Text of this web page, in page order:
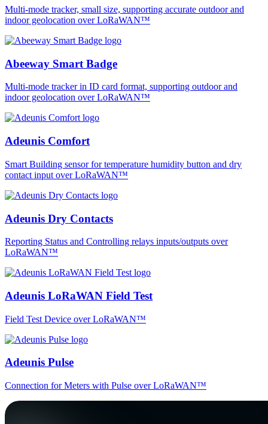
Multi-mode tracker, small size, supporting accurate outdoor and
indoor geolocation over LoRaWAN™
Abeeway Smart Badge
Multi-mode tracker in ID card format, supporting outdoor and
indoor geolocation over LoRaWAN™
Adeunis Comfort
Smart Building sensor for temperature humidity button and dry
contact input over LoRaWAN™
Adeunis Dry Contacts
Reporting Status and Controlling relays inputs/outputs over
LoRaWAN™
Adeunis LoRaWAN Field Test
Field Test Device over LoRaWAN™
Adeunis Pulse
Connection for Meters with Pulse over LoRaWAN™